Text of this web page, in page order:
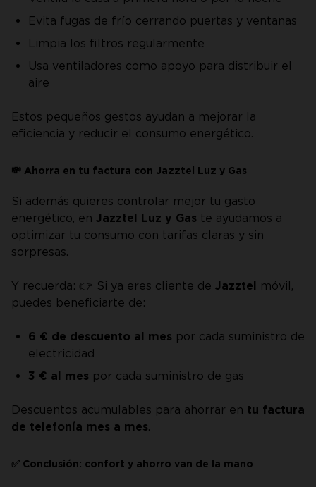
Evita fugas de frío cerrando puertas y ventanas
Limpia los filtros regularmente
Usa ventiladores como apoyo para distribuir el
aire
Estos pequeños gestos ayudan a mejorar la
eficiencia y reducir el consumo energético.
💸 Ahorra en tu factura con Jazztel Luz y Gas
Si además quieres controlar mejor tu gasto
energético, en Jazztel Luz y Gas te ayudamos a
optimizar tu consumo con tarifas claras y sin
sorpresas.
Y recuerda: 👉 Si ya eres cliente de Jazztel móvil,
puedes beneficiarte de:
6 € de descuento al mes por cada suministro de
electricidad
3 € al mes por cada suministro de gas
Descuentos acumulables para ahorrar en tu factura
de telefonía mes a mes.
✅ Conclusión: confort y ahorro van de la mano